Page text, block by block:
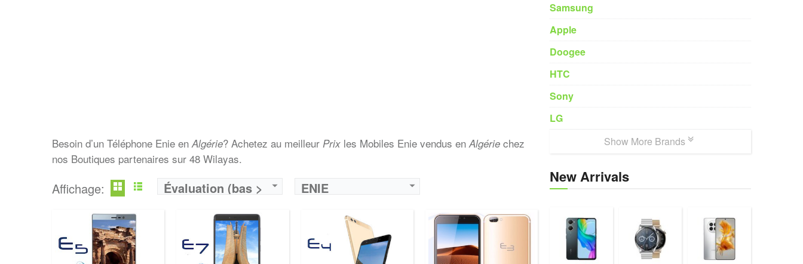
Besoin d’un Téléphone Enie enAlgérie? Achetez au meilleur Prix les Mobiles Enie vendus enAlgérie chez
nos Boutiques partenaires sur 48 Wilayas.
Affichage: Évaluation (bas > ENIE
Samsung
Apple
Doogee
HTC
Sony
LG
Show More Brands
New Arrivals